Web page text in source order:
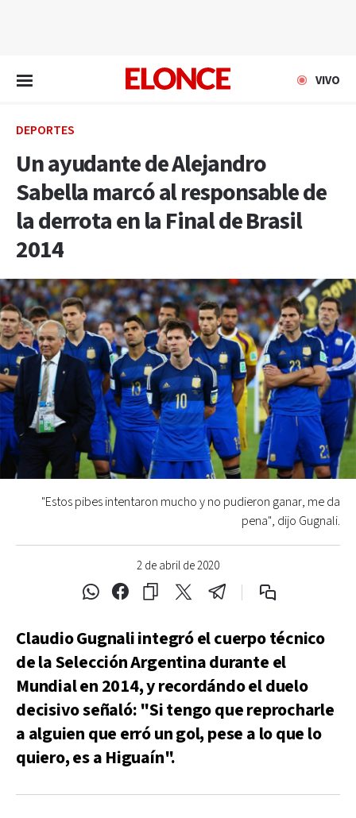
VIVO
DEPORTES
Un ayudante de Alejandro
Sabella marcó al responsable de
la derrota en la Final de Brasil
2014
2 de abril de 2020
"Estos pibes intentaron mucho y no pudieron ganar, me da
pena", dijo Gugnali.
Claudio Gugnali integró el cuerpo técnico
de la Selección Argentina durante el
Mundial en 2014, y recordándo el duelo
decisivo señaló: "Si tengo que reprocharle
a alguien que erró un gol, pese a lo que lo
quiero, es a Higuaín".